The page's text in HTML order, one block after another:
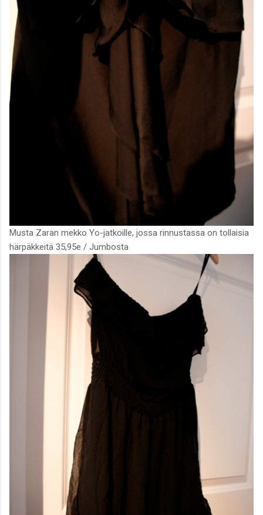
Musta Zaran mekko Yo-jatkoille, jossa rinnustassa on tollaisia
härpäkkeitä 35,95e / Jumbosta